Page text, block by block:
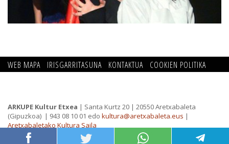
WEB MAPA IRISGARRITASUNA KONTAKTUA
COOKIEN POLITIKA
ARKUPE Kultur Etxea | Santa Kurtz 20 | 20550 Aretxabaleta
(Gipuzkoa) | 943 08 10 01 edo kultura@aretxabaleta.eus |
Aretxabaletako Kultura Saila
Ordutegia:
astelehenetik ostiralera 9:00-13:00 / 16:00-20:00